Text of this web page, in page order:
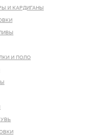
И КАРДИГАНЫ
И ПОЛО